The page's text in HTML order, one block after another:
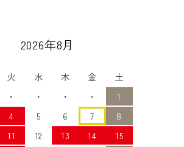
2026年8月
火 水 木 金
土
・ ・ ・ ・
1
4 5 6 7
8
11 12 13 14
15